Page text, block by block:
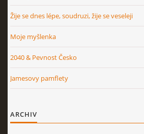
Žije se dnes lépe, soudruzi, žije se veseleji
Moje myšlenka
2040 & Pevnost Česko
Jamesovy pamflety
ARCHIV